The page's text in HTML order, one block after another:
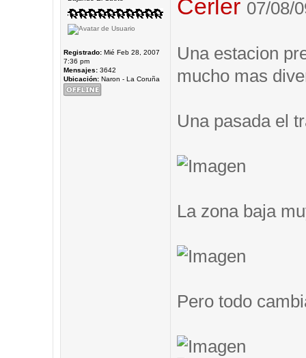
Registrado:Mié Feb 28, 2007
7:36 pm
Mensajes:3642
Ubicación:Naron - La Coruña
Cerler 07/08/
Una estacion
mucho mas
Una pasada el
La zona baja
Pero todo